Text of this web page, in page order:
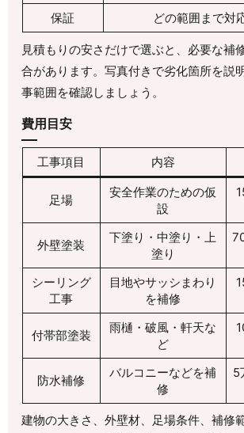
保証 どの範囲まで対
見積もりの安さだけで選ぶと、必要な補
合があります。写真付きで劣化箇所を説
事範囲を確認しましょう。
費用目安
工事項目 内容
足場
安全作業のための仮
設
外壁塗装
下塗り・中塗り・上
塗り
シーリング
工事
目地やサッシまわり
を補修
付帯部塗装
雨樋・破風・軒天な
ど
防水補修
バルコニーなどを補
修
5
建物の大きさ、外壁材、足場条件、補修